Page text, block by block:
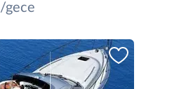
/gece